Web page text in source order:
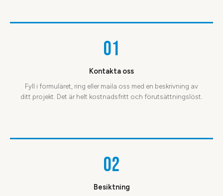
01
Kontakta oss
Fyll i formuläret, ring eller maila oss med en beskrivning av
ditt projekt. Det är helt kostnadsfritt och förutsättningslöst.
02
Besiktning